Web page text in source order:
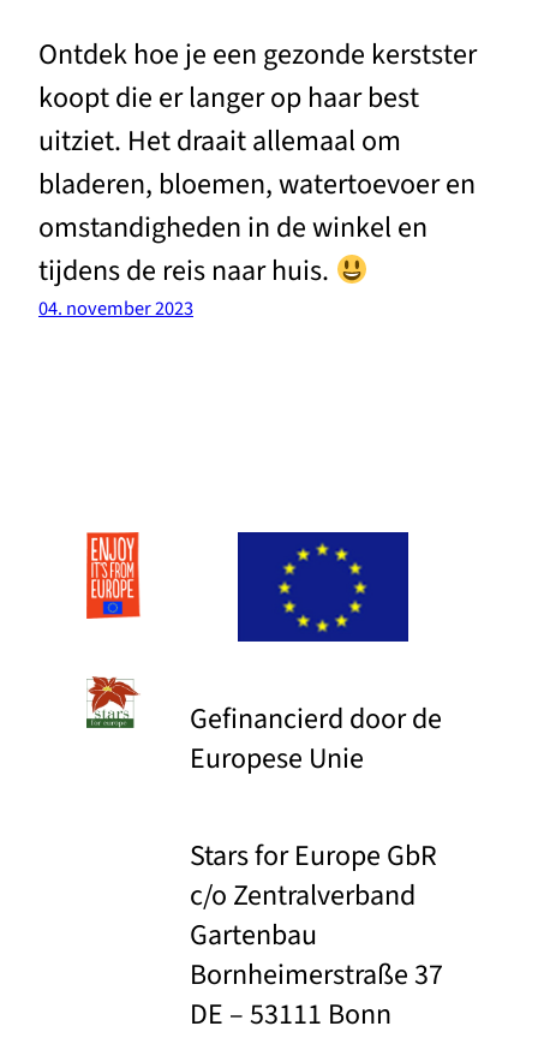
Ontdek hoe je een gezonde kerstster
koopt die er langer op haar best
uitziet. Het draait allemaal om
bladeren, bloemen, watertoevoer en
omstandigheden in de winkel en
tijdens de reis naar huis.
04. november 2023
Gefinancierd door de
Europese Unie
Stars for Europe GbR
c/o Zentralverband
Gartenbau
Bornheimerstraße 37
DE – 53111 Bonn